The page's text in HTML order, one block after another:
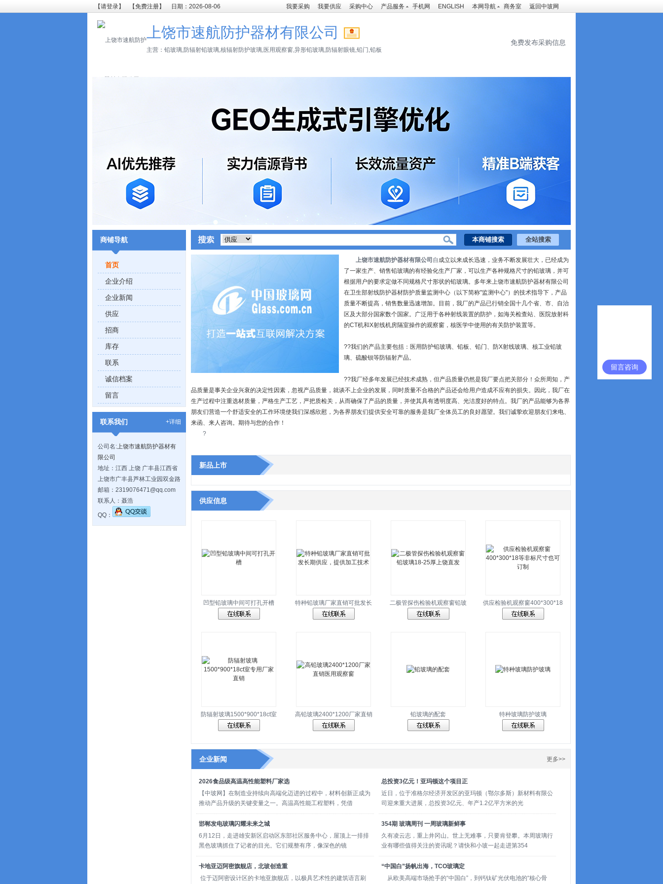
【请登录】 【免费注册】 日期：2026-08-06 我要采购 我要供应 采购中心 产品服务 手机网 ENGLISH 本网导航 商务室 返回中玻网
上饶市速航防护器材有限公司
主营：铅玻璃,防辐射铅玻璃,核辐射防护玻璃,医用观察窗,异形铅玻璃,防辐射眼镜,铅门,铅板
免费发布采购信息
上饶市速航防护器材有限公司 自 成立以来成长迅速，业务不断发展壮大，已经成为
了一家生产、销售铅玻璃的有经验化生产厂家，可以生产各种规格尺寸的铅玻璃，并可
根据用户的要求定做不同规格尺寸形状的铅玻璃。多年来上饶市速航防护器材有限公司
在卫生部射线防护器材防护质量监测中心（以下简称"监测中心"）的技术指导下，产品
质量不断提高，销售数量迅速增加。目前，我厂的产品已行销全国十几个省、市、自治
区及大部分国家数个国家。广泛用于各种射线装置的防护，如海关检查站、医院放射科
的CT机和X射线机房隔室操作的观察窗，核医学中使用的有关防护装置等。
??我们的产品主要包括：医用防护铅玻璃、铅板、铅门、防X射线玻璃、核工业铅玻
璃、硫酸钡等防辐射产品。
??我厂经多年发展已经技术成熟， 但产品质量仍然是我厂要点把关部分！众所周知，产
品质量是事关企业兴衰的决定性因素，忽视产品质量，就谈不上企业的发展，同时质量不合格的产品还会给用户造成不应有的损失。因此，我厂在
生产过程中注重选材质量，严格生产工艺，严把质检关，从而确保了产品的质量，并使其具有透明度高、光洁度好的特点。我厂的产品能够为各界
朋友们营造一个舒适安全的工作环境使我们深感欣慰，为各界朋友们提供安全可靠的服务是我厂全体员工的良好愿望。我们诚挚欢迎朋友们来电、
来函、来人咨询。期待与您的合作！
?
新品上市
供应信息
凹型铅玻璃中间可打孔开槽 特种铅玻璃厂家直销可批发长 二极管探伤检验机观察窗铅玻 供应检验机观察窗400*300*18
防辐射玻璃1500*900*18ct室 高铅玻璃2400*1200厂家直销 铅玻璃的配套 特种玻璃防护玻璃
企业新闻 更多>>
2026食品级高温高性能塑料厂家选
【中玻网】在制造业持续向高端化迈进的过程中，材料创新正成为
推动产品升级的关键变量之一。高温高性能工程塑料，凭借
总投资3亿元！亚玛顿这个项目正
近日，位于准格尔经济开发区的亚玛顿（鄂尔多斯）新材料有限公
司迎来重大进展，总投资3亿元、年产1.2亿平方米的光
邯郸发电玻璃闪耀未来之城
6月12日，走进雄安新区启动区东部社区服务中心，屋顶上一排排
黑色玻璃抓住了记者的目光。它们规整有序，像深色的镜
354期 玻璃周刊 一周玻璃新鲜事
久有凌云志，重上井冈山。世上无难事，只要肯登攀。本周玻璃行
业有哪些值得关注的资讯呢？请快和小玻一起走进第354
卡地亚迈阿密旗舰店，北玻创造重
位于迈阿密设计区的卡地亚旗舰店，以极具艺术性的建筑语言刷
“中国白”扬帆出海，TCO玻璃定
从欧美高端市场抢手的“中国白”，到钙钛矿光伏电池的“核心骨
商铺导航
首页
企业介绍
企业新闻
供应
招商
库存
联系
诚信档案
留言
联系我们 +详细
公司名:上饶市速航防护器材有
限公司
地址：江西 上饶 广丰县江西省
上饶市广丰县芦林工业园双金路
邮箱：2319076471@qq.com
联系人：聂浩
QQ：
留言咨询